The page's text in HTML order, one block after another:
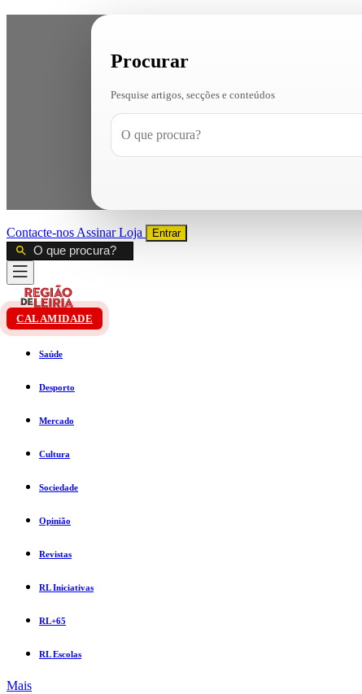
Procurar
Pesquise artigos, secções e conteúdos
Contacte-nos AssinarLoja Entrar
CALAMIDADE
Saúde
Desporto
Mercado
Cultura
Sociedade
Opinião
Revistas
RL Iniciativas
RL+65
RL Escolas
Mais